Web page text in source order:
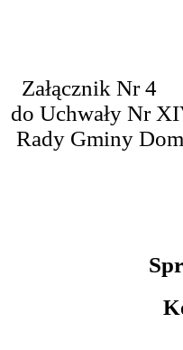
Załącznik Nr 4
do Uchwały Nr
Rady Gminy